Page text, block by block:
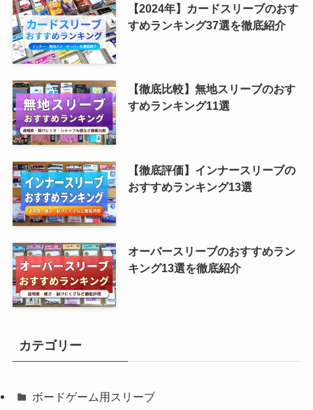
【2024年】カードスリーブのおす
すめランキング37選を徹底紹介
【徹底比較】無地スリーブのおす
すめランキング11選
【徹底評価】インナースリーブの
おすすめランキング13選
オーバースリーブのおすすめラン
キング13選を徹底紹介
カテゴリー
ボードゲーム用スリーブ